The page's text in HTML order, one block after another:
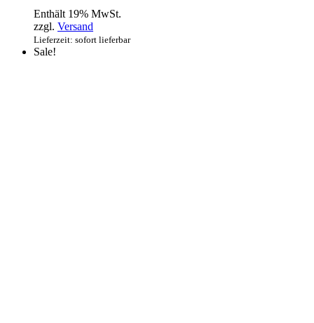
Enthält 19% MwSt.
zzgl. Versand
Lieferzeit: sofort lieferbar
Sale!